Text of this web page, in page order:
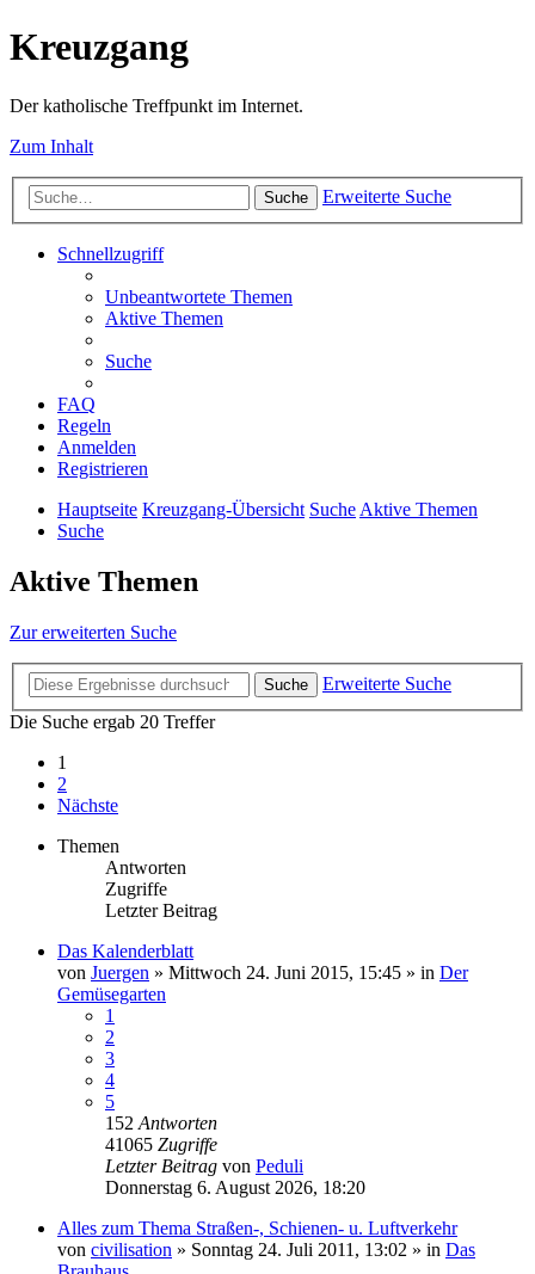
Kreuzgang
Der katholische Treffpunkt im Internet.
Zum Inhalt
Suche Erweiterte Suche
Schnellzugriff
Unbeantwortete Themen
Aktive Themen
Suche
FAQ
Regeln
Anmelden
Registrieren
Hauptseite Kreuzgang-Übersicht SucheAktive Themen
Suche
Aktive Themen
Zur erweiterten Suche
Suche
Erweiterte Suche
Die Suche ergab 20 Treffer
1
2
Nächste
Themen
Antworten
Zugriffe
Letzter Beitrag
Das Kalenderblatt
von Juergen » Mittwoch 24. Juni 2015, 15:45 » in Der
Gemüsegarten
1
2
3
4
5
152 Antworten
41065 Zugriffe
Letzter Beitrag von Peduli
Donnerstag 6. August 2026, 18:20
Alles zum Thema Straßen-, Schienen- u. Luftverkehr
von civilisation » Sonntag 24. Juli 2011, 13:02 » in Das